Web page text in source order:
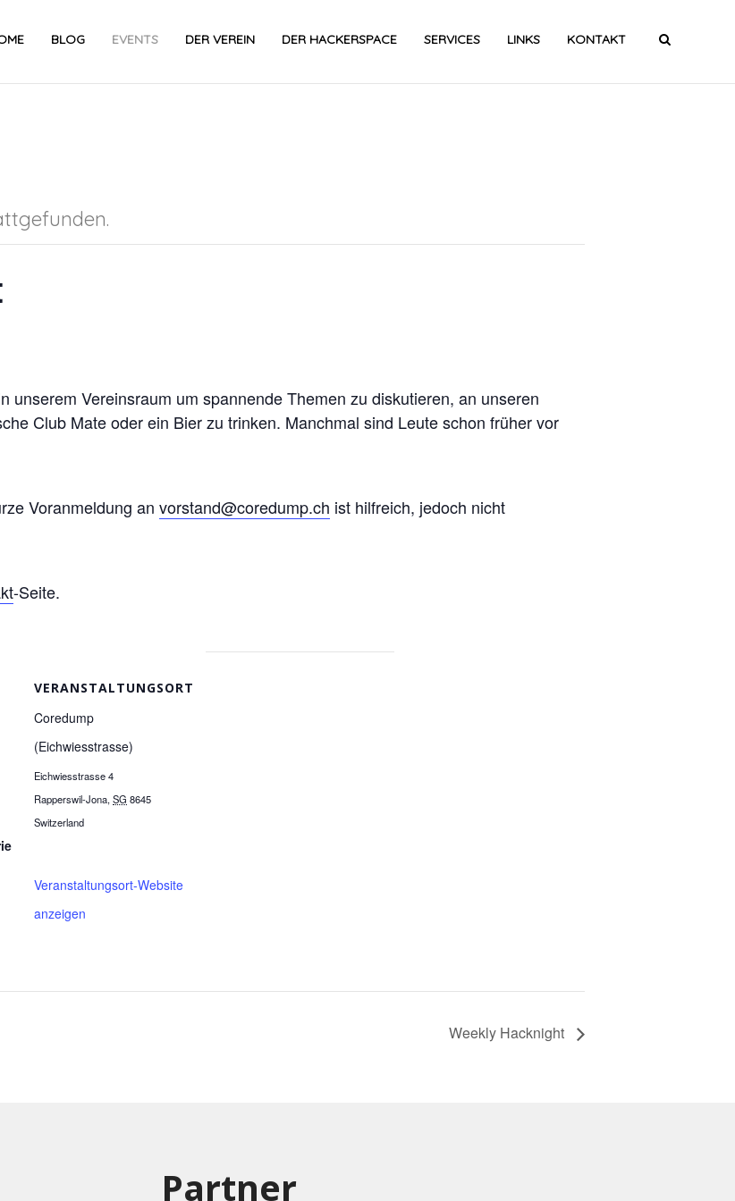
BLOG EVENTS DER VEREIN DER HACKERSPACE SERVICES LINKS KONTAKT
unserem Vereinsraum um spannende Themen zu diskutieren, an unseren
Club Mate oder ein Bier zu trinken. Manchmal sind Leute schon früher vor
Voranmeldung an vorstand@coredump.ch ist hilfreich, jedoch nicht
-Seite.
VERANSTALTUNGSORT
Coredump
(Eichwiesstrasse)
Eichwiesstrasse 4
Rapperswil-Jona, SG 8645
Switzerland
Veranstaltungsort-Website
anzeigen
Weekly Hacknight
Partner